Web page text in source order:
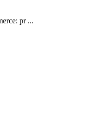
pr ...